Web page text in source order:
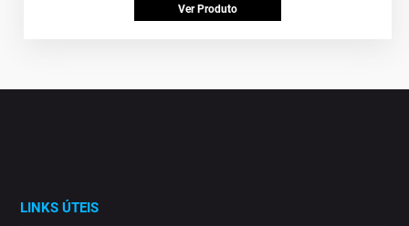
Ver Produto
LINKS ÚTEIS